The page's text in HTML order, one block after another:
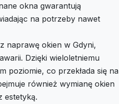
okna gwarantują
na potrzeby nawet
naprawę okien w Gdyni,
Dzięki wieloletniemu
poziomie, co przekłada się na
również wymianę okien
estetyką.